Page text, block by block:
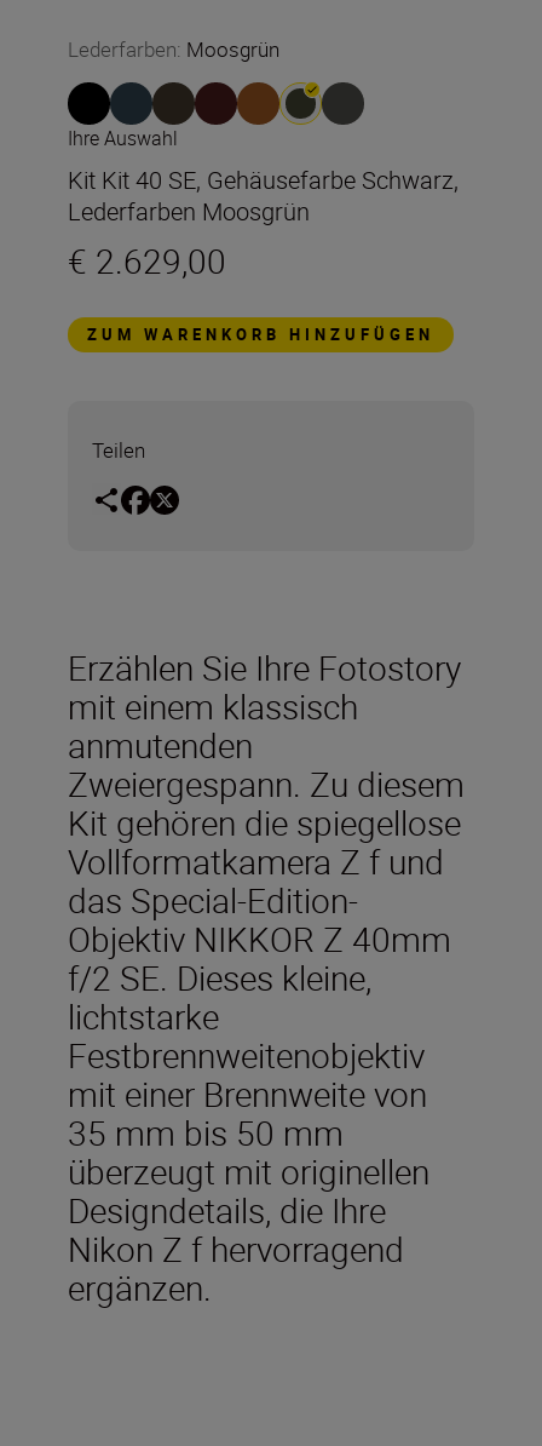
Lederfarben: Moosgrün
Ihre Auswahl
Kit Kit 40 SE, Gehäusefarbe Schwarz,
Lederfarben Moosgrün
€ 2.629,00
ZUM WARENKORB HINZUFÜGEN
Teilen
Erzählen Sie Ihre Fotostory
mit einem klassisch
anmutenden
Zweiergespann. Zu diesem
Kit gehören die spiegellose
Vollformatkamera Z f und
das Special-Edition-
Objektiv NIKKOR Z 40mm
f/2 SE. Dieses kleine,
lichtstarke
Festbrennweitenobjektiv
mit einer Brennweite von
35 mm bis 50 mm
überzeugt mit originellen
Designdetails, die Ihre
Nikon Z f hervorragend
ergänzen.